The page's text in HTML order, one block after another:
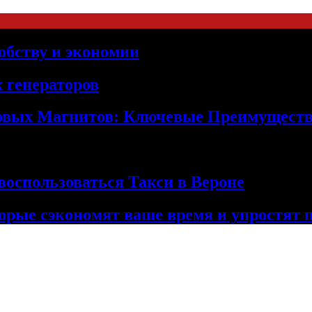
и экономии
Магнитов: Ключевые
Такси в Вероне
сэкономят ваше время и упростят